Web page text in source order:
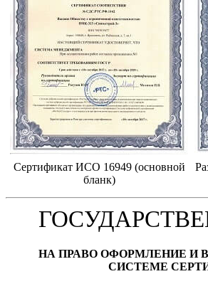
Сертификат ИСО 16949 (основной
бланк)
НА ПРАВО ОФОРМЛЕНИЕ И
СИСТЕМЕ